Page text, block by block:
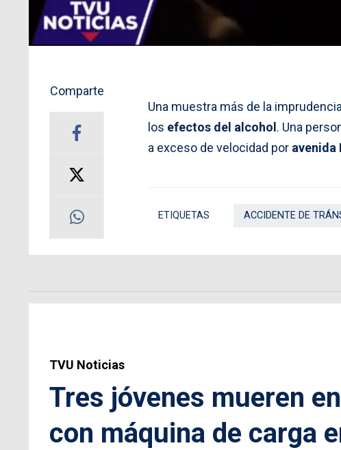
Comparte
Una muestra más de la
los efectos del alcohol. Una
a exceso de velocidad por avenida
ETIQUETAS ACCIDENTE DE
TVU Noticias
Tres jóvenes mueren
con máquina de carga